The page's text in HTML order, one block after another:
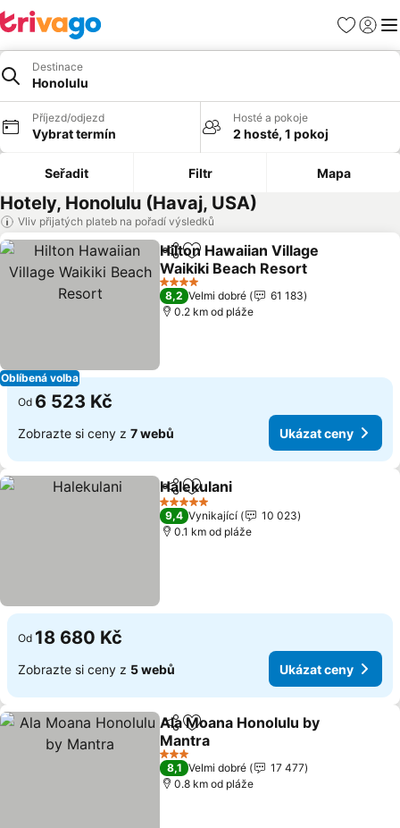
Oblíbené
Destinace
Honolulu
Příjezd/odjezd
Vybrat termín
Hosté a pokoje
2 hosté, 1 pokoj
Seřadit Filtr Mapa
Hotely, Honolulu (Havaj, USA)
Vliv přijatých plateb na pořadí výsledků
Oblíbená volba
SdíletPřidat na seznam oblíbených
Hilton Hawaiian Village
Waikiki Beach Resort
4 Počet hvězdiček
8,2 Velmi dobré
61 183
0.2 km od pláže
Od 6 523 Kč
Zobrazte si ceny z 7 webů Ukázat ceny
SdíletPřidat na seznam oblíbených
Halekulani
5 Počet hvězdiček
9,4 Vynikající
10 023
0.1 km od pláže
Od 18 680 Kč
Zobrazte si ceny z 5 webů Ukázat ceny
SdíletPřidat na seznam oblíbených
Ala Moana Honolulu by
Mantra
3 Počet hvězdiček
8,1 Velmi dobré
17 477
0.8 km od pláže